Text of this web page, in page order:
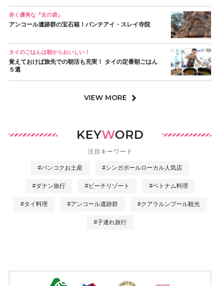
赤く優美な『女の砦』
アンコール遺跡群の宝石箱！バンテアイ・スレイ寺院
タイのごはんは朝からおいしい！
覚えておけば旅先での朝活も充実！ タイの定番朝ごはん
５選
VIEW MORE
KEYWORD
注目キーワード
#バンコクお土産 #シンガポールローカル人気店
#ダナン旅行 #ビーチリゾート #ベトナム料理
#タイ料理 #アンコール遺跡群 #クアラルンプール観光
#子連れ旅行